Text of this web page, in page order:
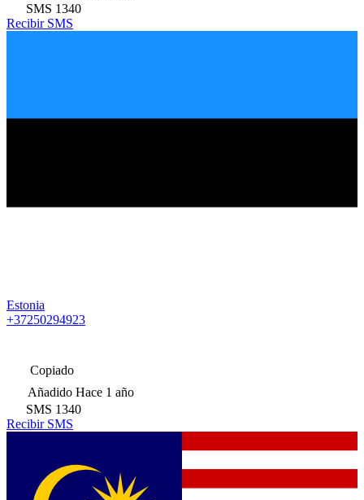
SMS 1340
Recibir SMS
Estonia
+37250294923
Copiado
Añadido Hace 1 año
SMS 1340
Recibir SMS